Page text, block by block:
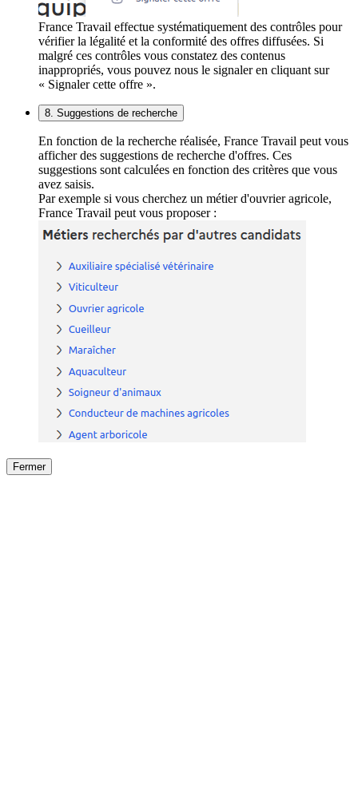
France Travail effectue systématiquement des contrôles pour
vérifier la légalité et la conformité des offres diffusées. Si
malgré ces contrôles vous constatez des contenus
inappropriés, vous pouvez nous le signaler en cliquant sur
« Signaler cette offre ».
8. Suggestions de recherche
En fonction de la recherche réalisée, France Travail peut vous
afficher des suggestions de recherche d'offres. Ces
suggestions sont calculées en fonction des critères que vous
avez saisis.
Par exemple si vous cherchez un métier d'ouvrier agricole,
France Travail peut vous proposer :
Fermer